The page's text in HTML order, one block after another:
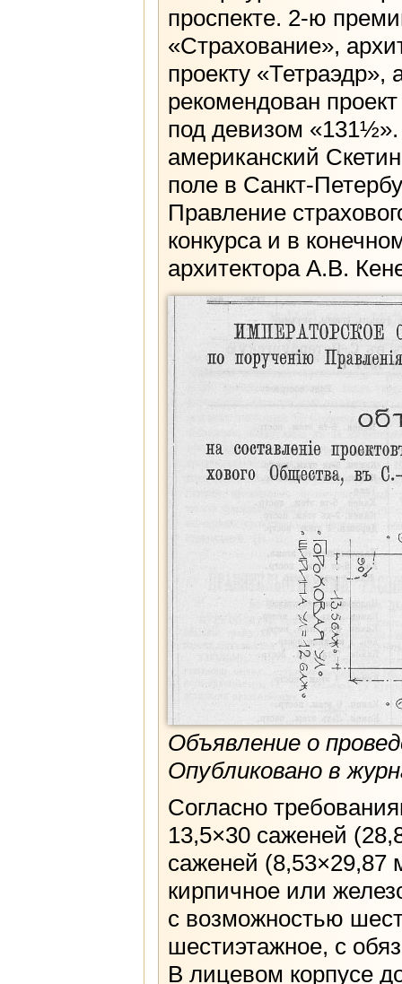
проспекте. 2-ю
«Страхование»,
проекту
рекомендован
под девизом «131½».
американский
поле в Санкт-
Правление
конкурса и в
архитектора А.В.
Объявление о
Опубликовано в
Согласно
13,5×30 саженей
саженей (8,53×29,87
кирпичное или
с возможностью
шестиэтажное, с
В лицевом корпусе